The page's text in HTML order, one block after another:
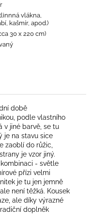
vlákna,
kašmír, apod.)
30 x 220 cm)
době
podle vlastního
v jiné barvě, se tu
je na stavu sice
zaoblí do růžic,
je vzor jiný.
- světle
přízi velmi
je tu jen jemně
není těžká. Kousek
ale díky výrazné
doplněk